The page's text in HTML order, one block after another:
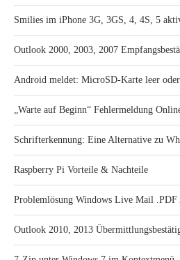
Smilies im iPhone 3G, 3GS, 4, 4S, 5
Outlook 2000, 2003, 2007
Android meldet: MicroSD-Karte leer
„Warte auf Beginn“ Fehlermeldung
Schrifterkennung: Eine Alternative zu
Raspberry Pi Vorteile & Nachteile
Problemlösung Windows Live Mail .PDF
Outlook 2010, 2013